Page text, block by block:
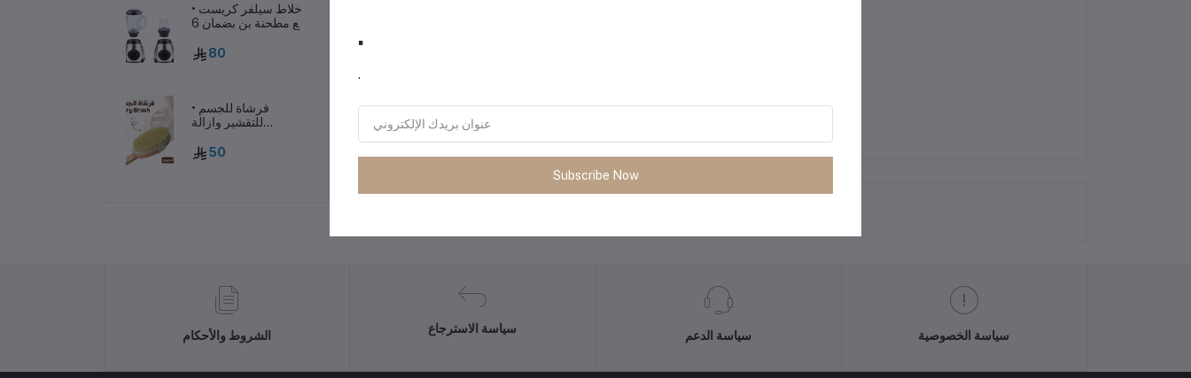
• خلاط سيلفر كريست
مع مطحنة بن بضمان 6
80
• فرشاة للجسم
للتقشير وازالة
50
الشروط والأحكام
سياسة الاسترجاع
سياسة الدعم سياسة الخصوصية
.
.
Subscribe Now